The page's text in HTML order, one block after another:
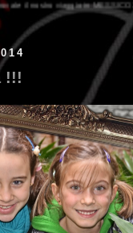
clikka qui !!!
!!!